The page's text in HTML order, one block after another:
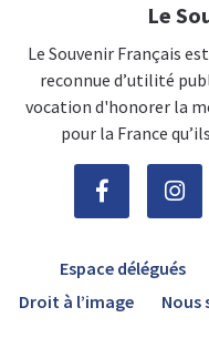
Le
Le Souvenir Français
reconnue d’utilité
vocation d'honorer la
pour la France
Espace délégués
Droit à l’image
Nous